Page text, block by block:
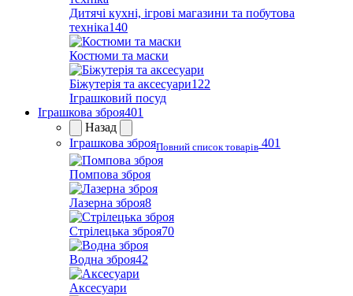
Дитячі кухні, ігрові магазини та побутова
техніка140
Костюми та маски
Біжутерія та аксесуари122
Іграшковий посуд
Іграшкова зброя401
Назад
Іграшкова зброяПовний список товарів 401
Помпова зброя
Лазерна зброя8
Стрілецька зброя70
Водна зброя42
Аксесуари